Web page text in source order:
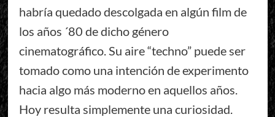
habría quedado descolgada en algún film de
los años ´80 de dicho género
cinematográfico. Su aire “techno” puede ser
tomado como una intención de experimento
hacia algo más moderno en aquellos años.
Hoy resulta simplemente una curiosidad.